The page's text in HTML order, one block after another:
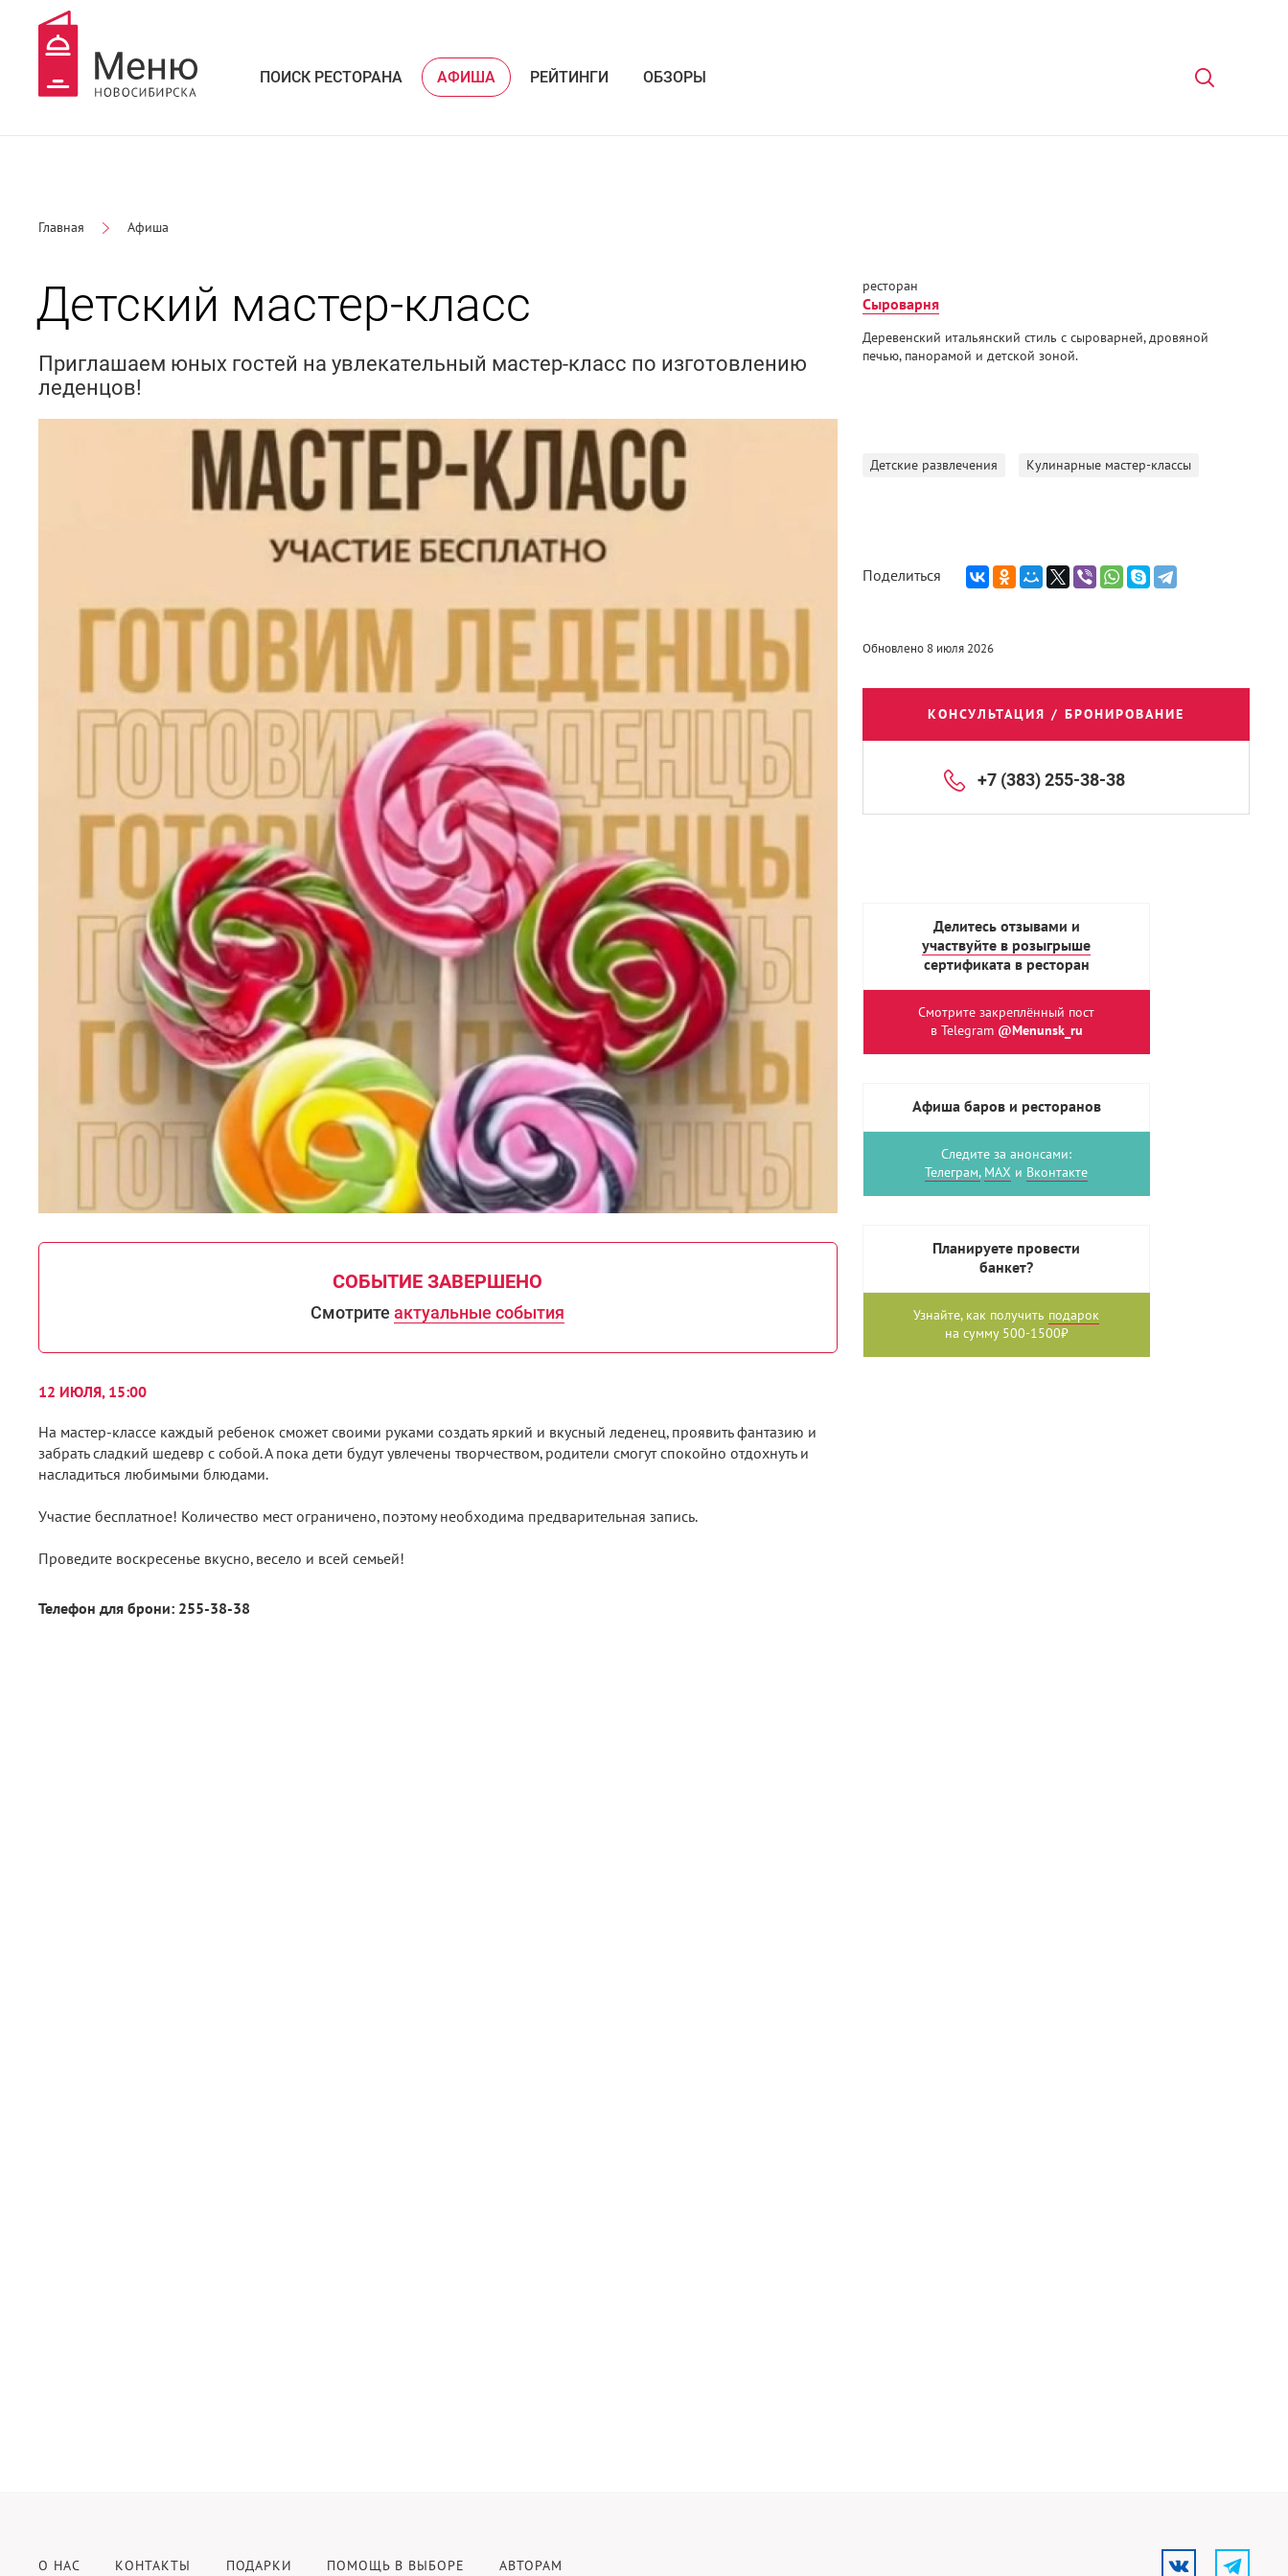
ПОИСК РЕСТОРАНА АФИША РЕЙТИНГИ ОБЗОРЫ
Главная Афиша
Детский мастер-класс
Приглашаем юных гостей на увлекательный мастер-класс по изготовлению
леденцов!
СОБЫТИЕ ЗАВЕРШЕНО
Смотритеактуальные события
12 ИЮЛЯ, 15:00
На мастер-классе каждый ребенок сможет своими руками создать яркий и вкусный леденец, проявить фантазию и
забрать сладкий шедевр с собой. А пока дети будут увлечены творчеством, родители смогут спокойно отдохнуть и
насладиться любимыми блюдами.
Участие бесплатное! Количество мест ограничено, поэтому необходима предварительная запись.
Проведите воскресенье вкусно, весело и всей семьей!
Телефон для брони: 255-38-38
ресторан
Сыроварня
Деревенский итальянский стиль с сыроварней, дровяной
печью, панорамой и детской зоной.
Детские развлечения Кулинарные мастер-классы
Поделиться
Обновлено 8 июля 2026
КОНСУЛЬТАЦИЯ / БРОНИРОВАНИЕ
+7 (383) 255-38-38
Делитесь отзывами и
участвуйте в розыгрыше
сертификата в ресторан
Смотрите закреплённый пост
в Telegram @Menunsk_ru
Афиша баров и ресторанов
Следите за анонсами:
Телеграм, MAX и Вконтакте
Планируете провести
банкет?
Узнайте, как получить подарок
на сумму 500-1500₽
О НАС КОНТАКТЫ ПОДАРКИ ПОМОЩЬ В ВЫБОРЕ АВТОРАМ